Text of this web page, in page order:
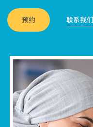
预约 联系我们